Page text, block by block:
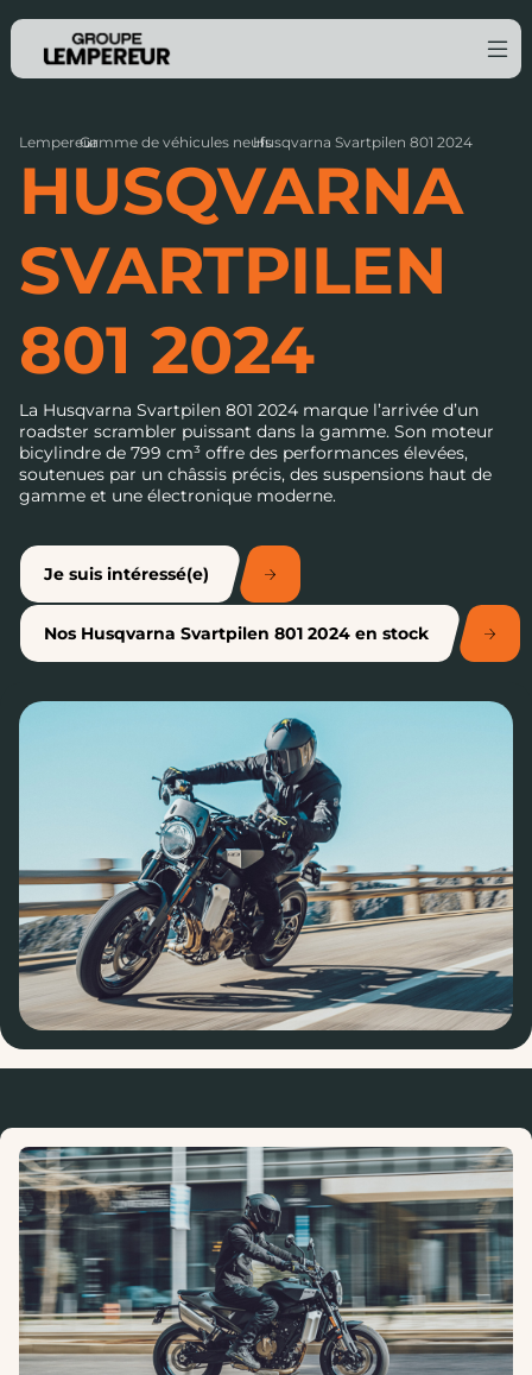
Lempereur
›
Gamme de véhicules neufs
›
Husqvarna Svartpilen 801 2024
HUSQVARNA
SVARTPILEN
801 2024
La Husqvarna Svartpilen 801 2024 marque l’arrivée d’un
roadster scrambler puissant dans la gamme. Son moteur
bicylindre de 799 cm³ offre des performances élevées,
soutenues par un châssis précis, des suspensions haut de
gamme et une électronique moderne.
Je suis intéressé(e)
Nos Husqvarna Svartpilen 801 2024 en stock